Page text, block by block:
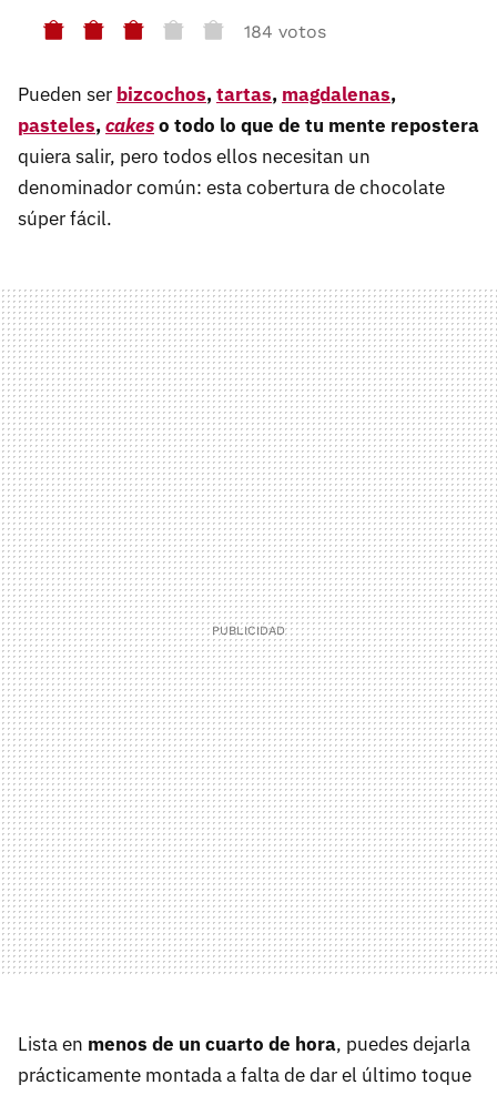
184 votos
Pueden ser bizcochos,tartas, magdalenas,
pasteles,cakeso todo lo que de tu mente repostera
quiera salir, pero todos ellos necesitan un
denominador común: esta cobertura de chocolate
súper fácil.
Lista en menos de un cuarto de hora, puedes dejarla
prácticamente montada a falta de dar el último toque